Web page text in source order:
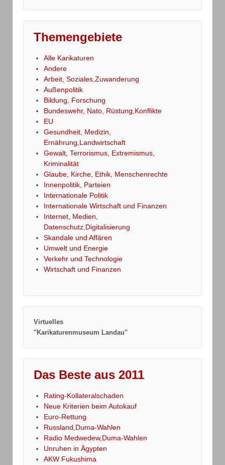
Themengebiete
Alle Karikaturen
Andere
Arbeit, Soziales,Zuwanderung
Außenpolitik
Bildung, Forschung
Bundeswehr, Nato, Rüstung,Konflikte
EU
Gesundheit, Medizin,
Ernährung,Landwirtschaft
Gewalt, Terrorismus, Extremismus,
Kriminalität
Glaube, Kirche, Ethik, Menschenrechte
Innenpolitik, Parteien
Internationale Politik
Internationale Wirtschaft und Finanzen
Internet, Medien,
Datenschutz,Digitalisierung
Skandale und Affären
Umwelt und Energie
Verkehr und Technologie
Wirtschaft und Finanzen
Virtuelles
"Karikaturenmuseum Landau"
Das Beste aus 2011
Rating-Kollateralschaden
Neue Kriterien beim Autokauf
Euro-Rettung
Russland,Duma-Wahlen
Radio Medwedew,Duma-Wahlen
Unruhen in Ägypten
AKW Fukushima